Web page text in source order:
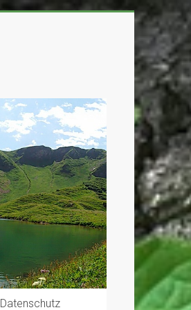
Datenschutz